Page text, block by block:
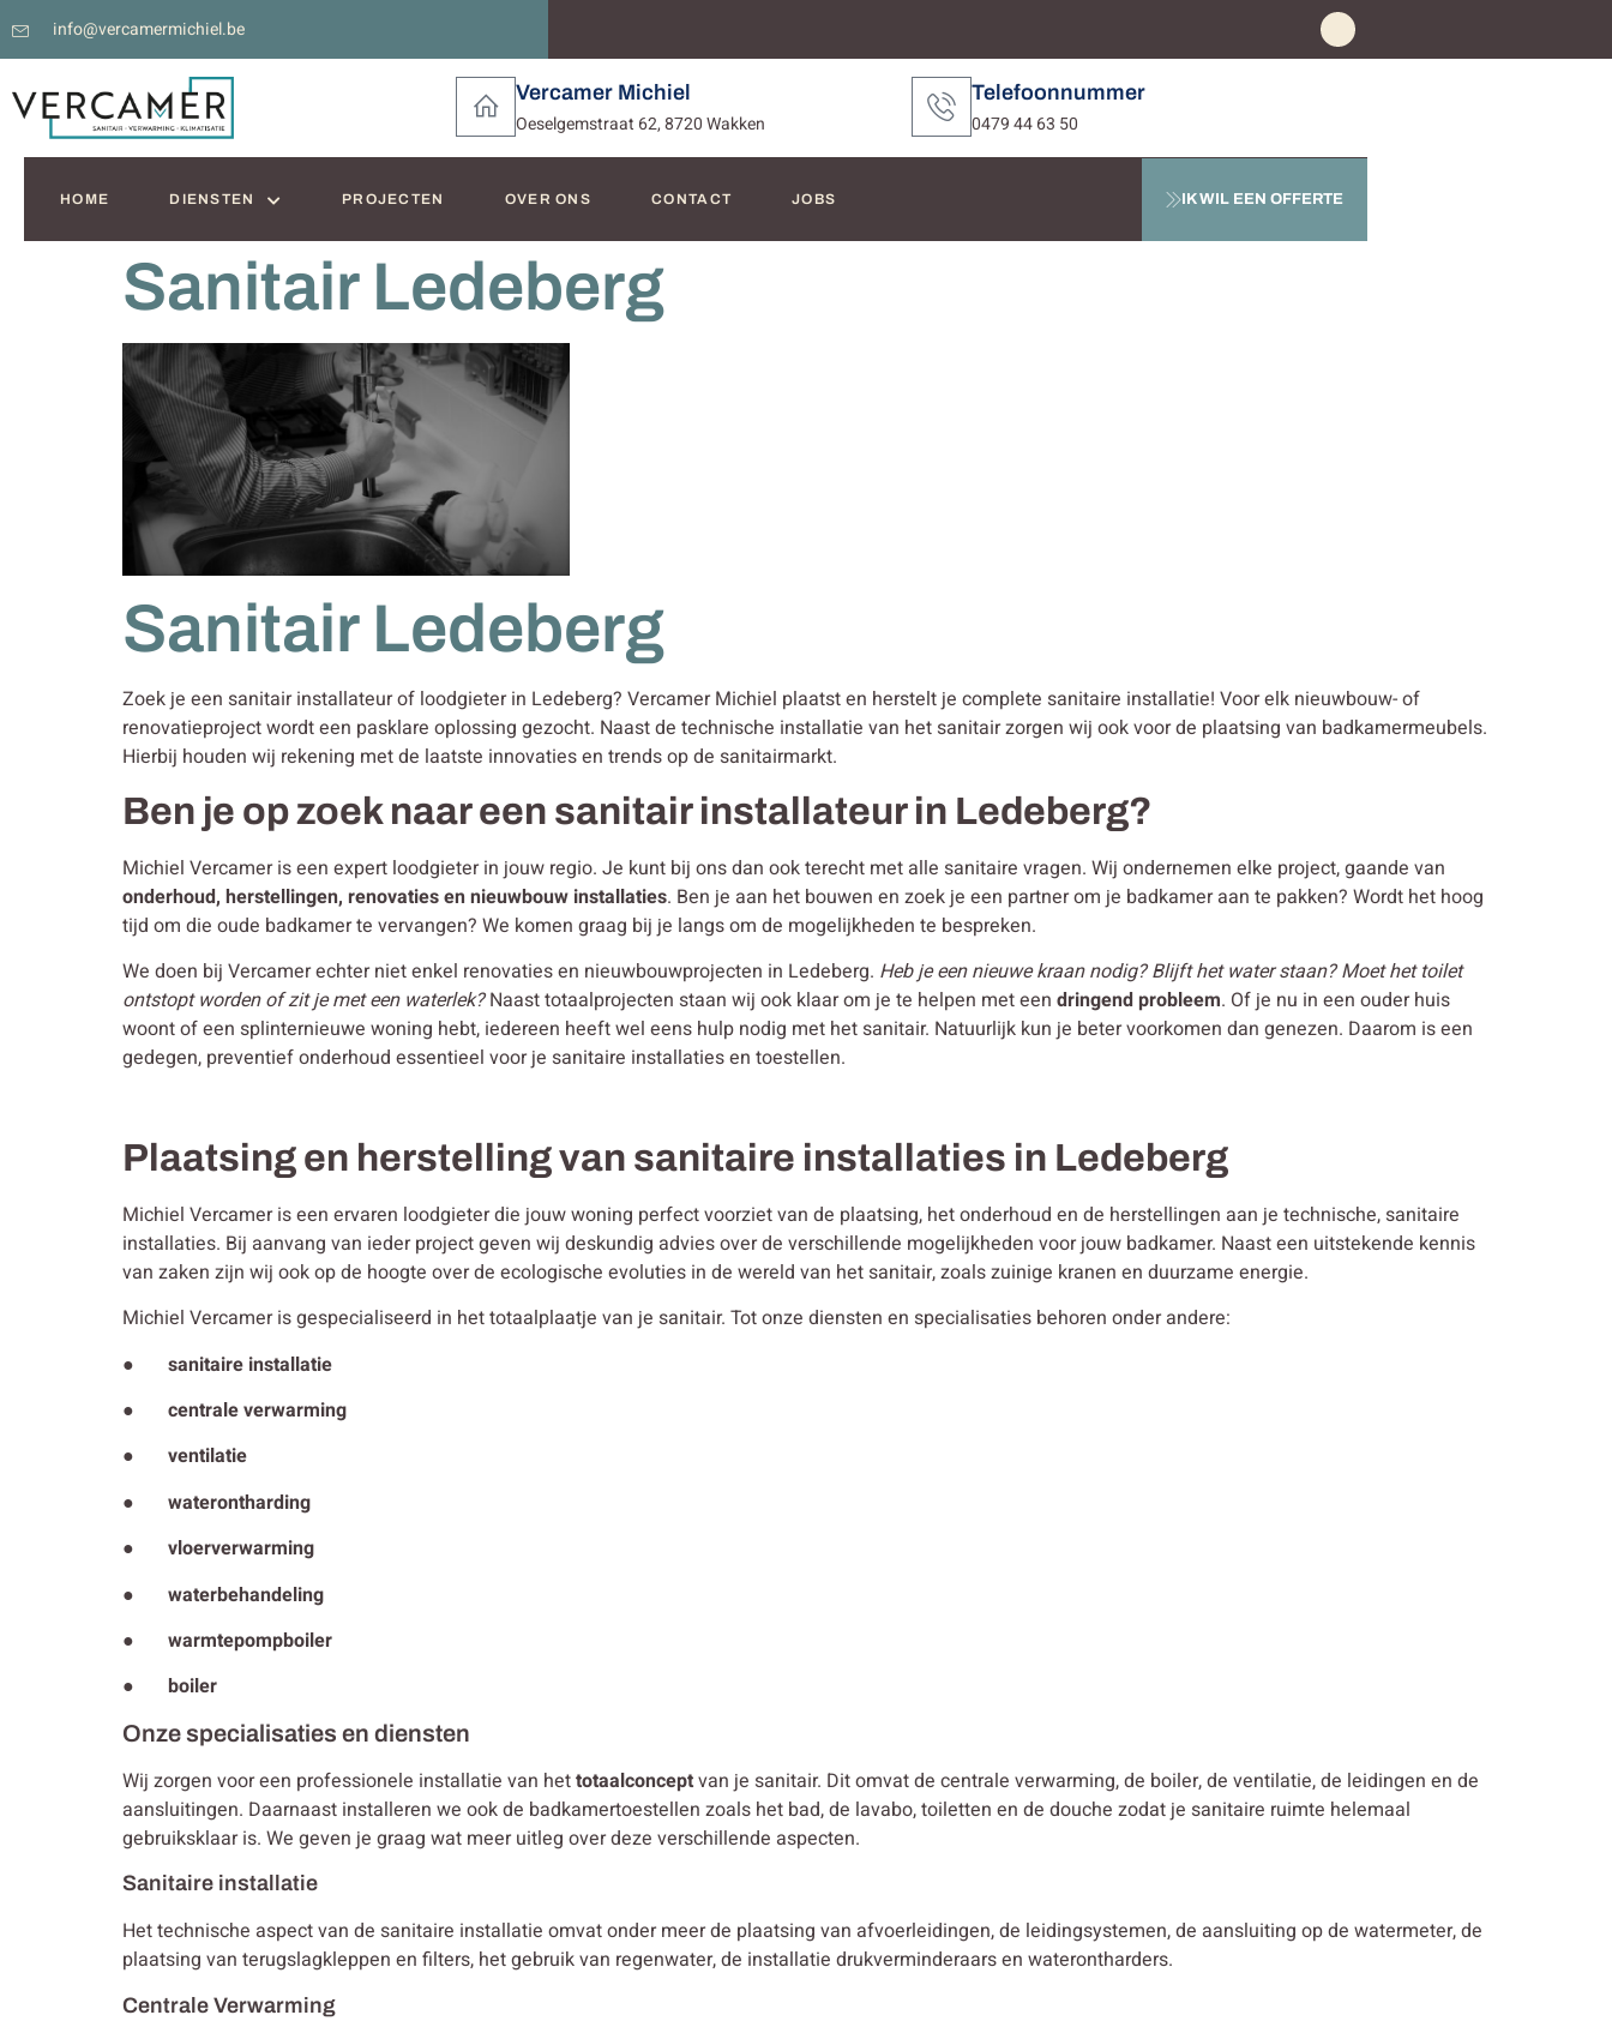
info@vercamermichiel.be
Vercamer Michiel
Oeselgemstraat 62, 8720 Wakken
Telefoonnummer
0479 44 63 50
HOME DIENSTEN PROJECTEN OVER ONS CONTACT JOBS IK WIL EEN OFFERTE
Sanitair Ledeberg
Sanitair Ledeberg
Zoek je een sanitair installateur of loodgieter in Ledeberg? Vercamer Michiel plaatst en herstelt je complete sanitaire installatie! Voor elk nieuwbouw- of
renovatieproject wordt een pasklare oplossing gezocht. Naast de technische installatie van het sanitair zorgen wij ook voor de plaatsing van badkamermeubels.
Hierbij houden wij rekening met de laatste innovaties en trends op de sanitairmarkt.
Ben je op zoek naar een sanitair installateur in Ledeberg?
Michiel Vercamer is een expert loodgieter in jouw regio. Je kunt bij ons dan ook terecht met alle sanitaire vragen. Wij ondernemen elke project, gaande van
onderhoud, herstellingen, renovaties en nieuwbouw installaties. Ben je aan het bouwen en zoek je een partner om je badkamer aan te pakken? Wordt het hoog
tijd om die oude badkamer te vervangen? We komen graag bij je langs om de mogelijkheden te bespreken.
We doen bij Vercamer echter niet enkel renovaties en nieuwbouwprojecten in Ledeberg. Heb je een nieuwe kraan nodig? Blijft het water staan? Moet het toilet
ontstopt worden of zit je met een waterlek?Naast totaalprojecten staan wij ook klaar om je te helpen met een dringend probleem. Of je nu in een ouder huis
woont of een splinternieuwe woning hebt, iedereen heeft wel eens hulp nodig met het sanitair. Natuurlijk kun je beter voorkomen dan genezen. Daarom is een
gedegen, preventief onderhoud essentieel voor je sanitaire installaties en toestellen.
Plaatsing en herstelling van sanitaire installaties in Ledeberg
Michiel Vercamer is een ervaren loodgieter die jouw woning perfect voorziet van de plaatsing, het onderhoud en de herstellingen aan je technische, sanitaire
installaties. Bij aanvang van ieder project geven wij deskundig advies over de verschillende mogelijkheden voor jouw badkamer. Naast een uitstekende kennis
van zaken zijn wij ook op de hoogte over de ecologische evoluties in de wereld van het sanitair, zoals zuinige kranen en duurzame energie.
Michiel Vercamer is gespecialiseerd in het totaalplaatje van je sanitair. Tot onze diensten en specialisaties behoren onder andere:
● sanitaire installatie
● centrale verwarming
● ventilatie
● waterontharding
● vloerverwarming
● waterbehandeling
● warmtepompboiler
● boiler
Onze specialisaties en diensten
Wij zorgen voor een professionele installatie van hettotaalconceptvan je sanitair. Dit omvat de centrale verwarming, de boiler, de ventilatie, de leidingen en de
aansluitingen. Daarnaast installeren we ook de badkamertoestellen zoals het bad, de lavabo, toiletten en de douche zodat je sanitaire ruimte helemaal
gebruiksklaar is. We geven je graag wat meer uitleg over deze verschillende aspecten.
Sanitaire installatie
Het technische aspect van de sanitaire installatie omvat onder meer de plaatsing van afvoerleidingen, de leidingsystemen, de aansluiting op de watermeter, de
plaatsing van terugslagkleppen en filters, het gebruik van regenwater, de installatie drukverminderaars en waterontharders.
Centrale Verwarming